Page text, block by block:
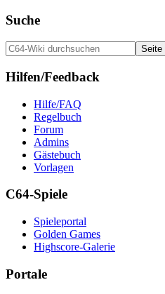
Suche
Hilfen/Feedback
Hilfe/FAQ
Regelbuch
Forum
Admins
Gästebuch
Vorlagen
C64-Spiele
Spieleportal
Golden Games
Highscore-Galerie
Portale